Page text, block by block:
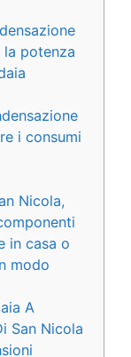
la potenza
i consumi
Nicola,
in casa o
modo
A
San Nicola